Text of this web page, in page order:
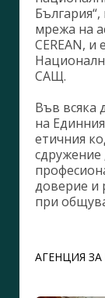
мрежа на
CEREAN, и
САЩ.
Във всяка
на
етичния
доверие и
при
АГЕНЦИЯ